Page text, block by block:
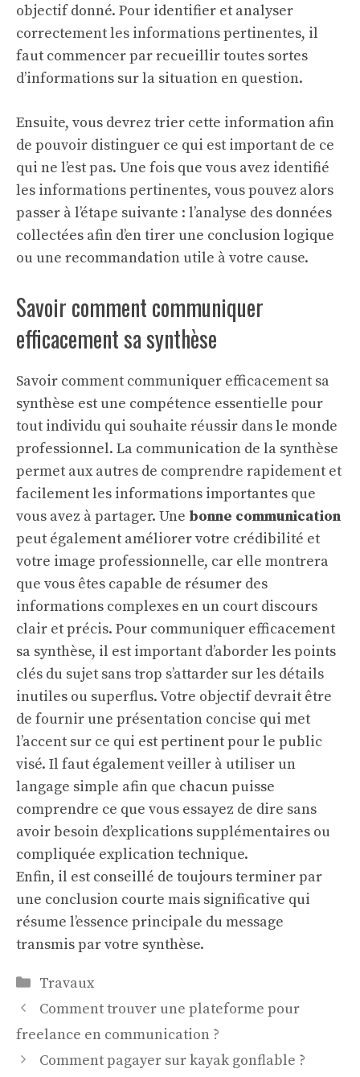
objectif donné. Pour identifier et analyser
correctement les informations pertinentes, il
faut commencer par recueillir toutes sortes
d’informations sur la situation en question.
Ensuite, vous devrez trier cette information afin
de pouvoir distinguer ce qui est important de ce
qui ne l’est pas. Une fois que vous avez identifié
les informations pertinentes, vous pouvez alors
passer à l’étape suivante : l’analyse des données
collectées afin d’en tirer une conclusion logique
ou une recommandation utile à votre cause.
Savoir comment communiquer
efficacement sa synthèse
Savoir comment communiquer efficacement sa
synthèse est une compétence essentielle pour
tout individu qui souhaite réussir dans le monde
professionnel. La communication de la synthèse
permet aux autres de comprendre rapidement et
facilement les informations importantes que
vous avez à partager. Une bonne communication
peut également améliorer votre crédibilité et
votre image professionnelle, car elle montrera
que vous êtes capable de résumer des
informations complexes en un court discours
clair et précis. Pour communiquer efficacement
sa synthèse, il est important d’aborder les points
clés du sujet sans trop s’attarder sur les détails
inutiles ou superflus. Votre objectif devrait être
de fournir une présentation concise qui met
l’accent sur ce qui est pertinent pour le public
visé. Il faut également veiller à utiliser un
langage simple afin que chacun puisse
comprendre ce que vous essayez de dire sans
avoir besoin d’explications supplémentaires ou
compliquée explication technique.
Enfin, il est conseillé de toujours terminer par
une conclusion courte mais significative qui
résume l’essence principale du message
transmis par votre synthèse.
Catégories
Travaux
Comment trouver une plateforme pour
freelance en communication ?
Comment pagayer sur kayak gonflable ?